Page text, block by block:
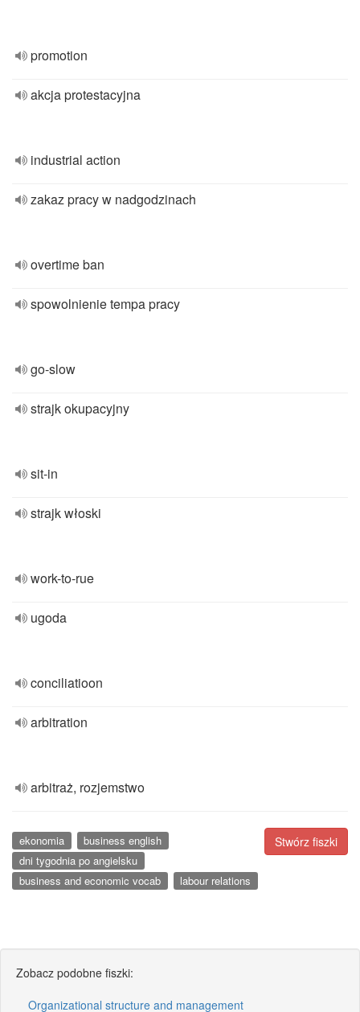
promotion
akcja protestacyjna
industrial action
zakaz pracy w nadgodzinach
overtime ban
spowolnienie tempa pracy
go-slow
strajk okupacyjny
sit-in
strajk włoski
work-to-rue
ugoda
conciliatioon
arbitration
arbitraż, rozjemstwo
Stwórz fiszki
ekonomia
business english
dni tygodnia po angielsku
business and economic vocab
labour relations
Zobacz podobne fiszki:
Organizational structure and management